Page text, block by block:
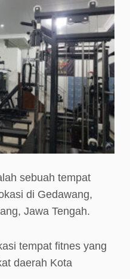
sebuah tempat
di Gedawang,
Jawa Tengah.
tempat fitnes yang
daerah Kota